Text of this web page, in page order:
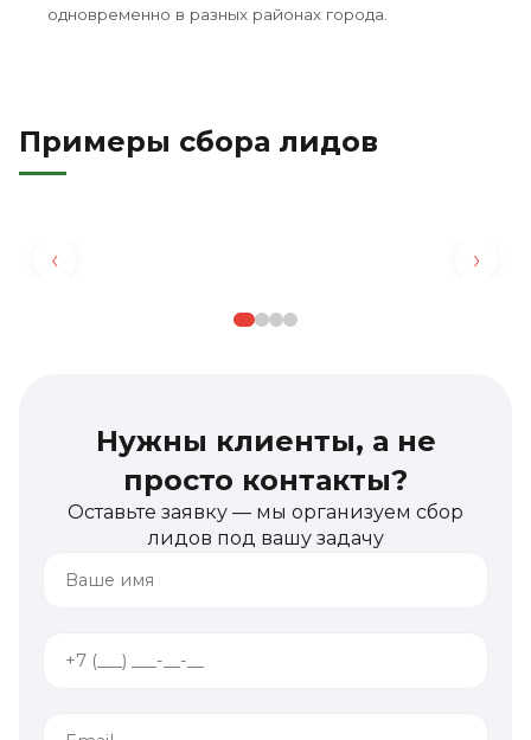
одновременно в разных районах города.
Примеры сбора лидов
‹ ›
Нужны клиенты, а не
просто контакты?
Оставьте заявку — мы организуем сбор
лидов под вашу задачу